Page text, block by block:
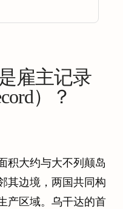
雇主记录
）？
积大约与大不列颠岛
其边境，两国共同构
产区域。乌干达的首